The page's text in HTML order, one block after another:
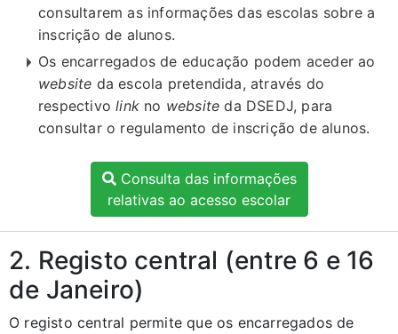
consultarem as informações das escolas sobre a
inscrição de alunos.
Os encarregados de educação podem aceder ao
website da escola pretendida, através do
respectivolink no website da DSEDJ, para
consultar o regulamento de inscrição de alunos.
Consulta das informações
relativas ao acesso escolar
2. Registo central (entre 6 e 16
de Janeiro)
O registo central permite que os encarregados de